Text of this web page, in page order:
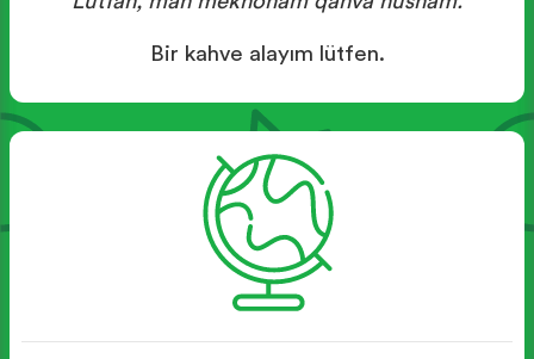
Bir kahve alayım lütfen.